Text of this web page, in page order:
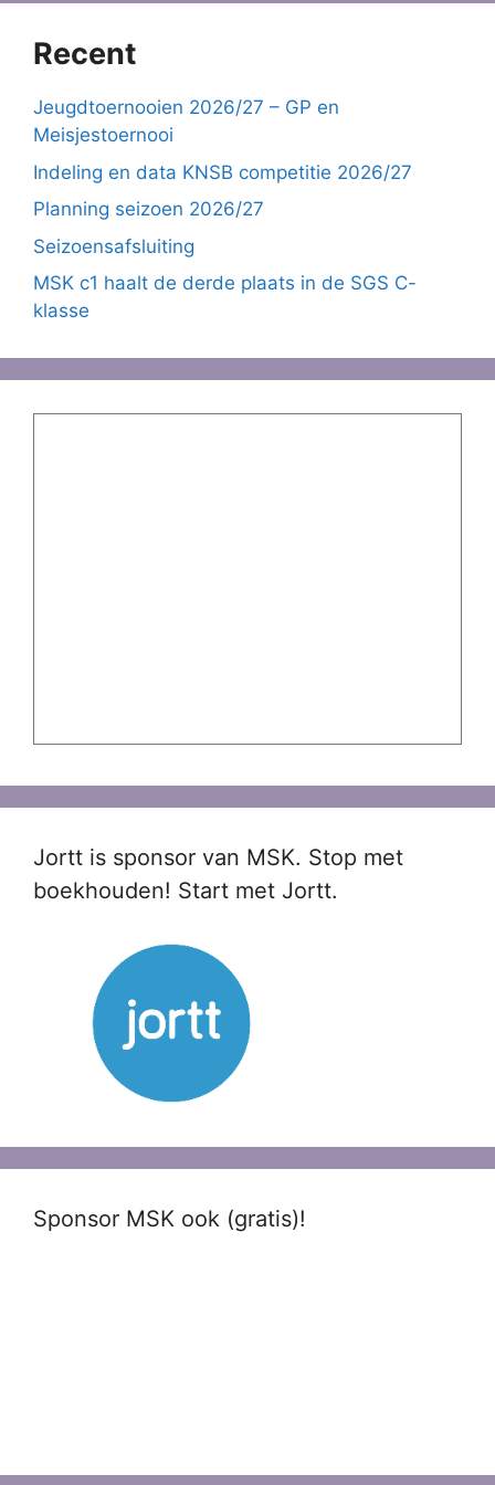
Recent
Jeugdtoernooien 2026/27 – GP en
Meisjestoernooi
Indeling en data KNSB competitie 2026/27
Planning seizoen 2026/27
Seizoensafsluiting
MSK c1 haalt de derde plaats in de SGS C-
klasse
Jortt is sponsor van MSK. Stop met
boekhouden! Start met Jortt.
Sponsor MSK ook (gratis)!